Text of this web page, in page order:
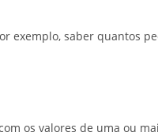
exemplo, saber quantos
os valores de uma ou